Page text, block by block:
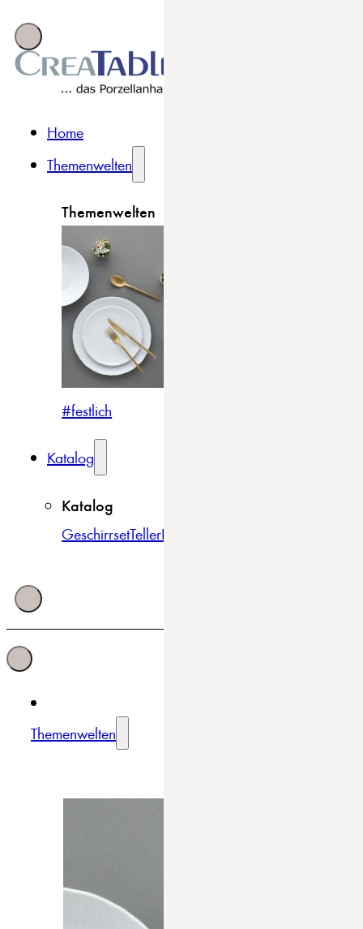
Home
Themenwelten
Themenwelten
#festlich
Katalog
Katalog
GeschirrsetTellerBowls & Schüsseln
Themenwelten